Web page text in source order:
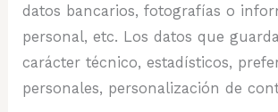
datos bancarios, fotografías o
personal, etc. Los datos que
carácter técnico, estadísticos,
personales, personalización de